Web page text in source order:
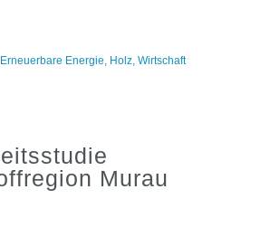
Erneuerbare Energie, Holz,Wirtschaft
Murau